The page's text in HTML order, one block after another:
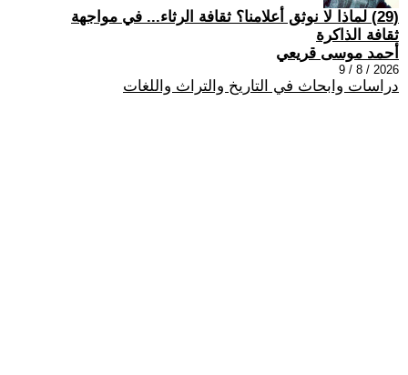
(29) لماذا لا نوثق أعلامنا؟ ثقافة الرثاء... في مواجهة
ثقافة الذاكرة
أحمد موسى قريعي
2026 / 8 / 9
دراسات وابحاث في التاريخ والتراث واللغات